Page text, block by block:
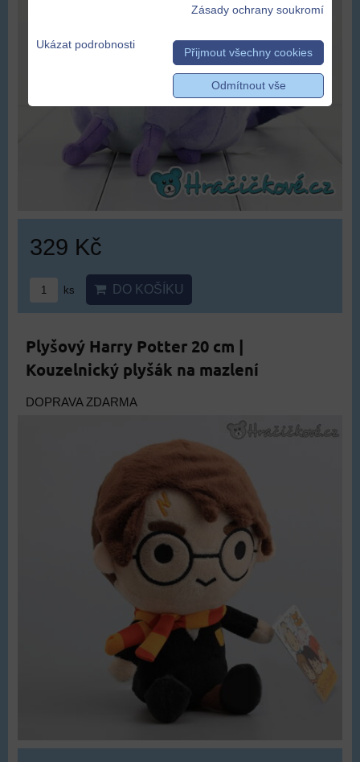
329 Kč
ks DO KOŠÍKU
Plyšový Harry Potter 20 cm |
Kouzelnický plyšák na mazlení
DOPRAVA ZDARMA
Zásady ochrany soukromí
Ukázat podrobnosti
Přijmout všechny cookies
Odmítnout vše